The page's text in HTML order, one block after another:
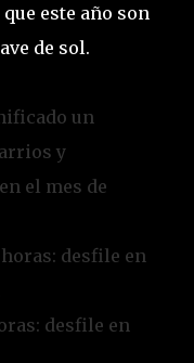
que este año son
de sol.
un
y
el mes de
horas: desfile en
desfile en